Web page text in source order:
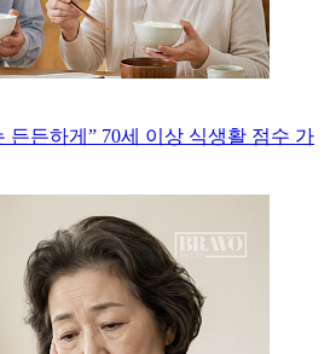
든든하게” 70세 이상 식생활 점수 가